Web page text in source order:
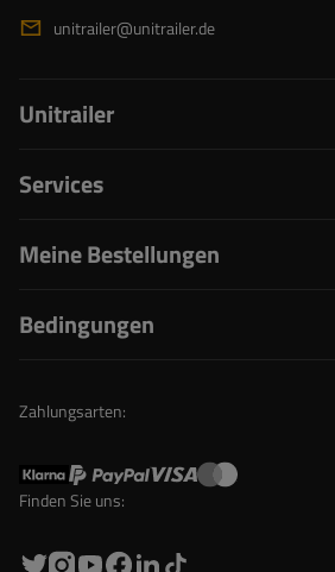
unitrailer@unitrailer.de
Unitrailer
Services
Meine Bestellungen
Bedingungen
Zahlungsarten:
Finden Sie uns: